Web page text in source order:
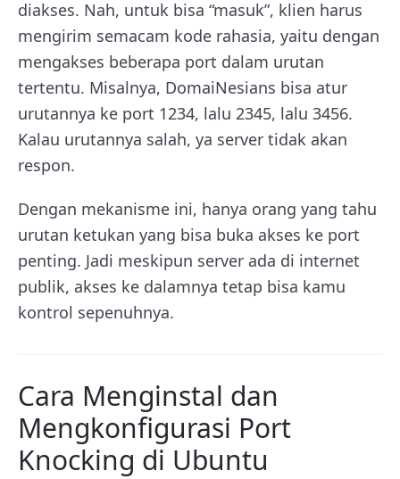
diakses. Nah, untuk bisa “masuk”, klien harus
mengirim semacam kode rahasia, yaitu dengan
mengakses beberapa port dalam urutan
tertentu. Misalnya, DomaiNesians bisa atur
urutannya ke port 1234, lalu 2345, lalu 3456.
Kalau urutannya salah, ya server tidak akan
respon.
Dengan mekanisme ini, hanya orang yang tahu
urutan ketukan yang bisa buka akses ke port
penting. Jadi meskipun server ada di internet
publik, akses ke dalamnya tetap bisa kamu
kontrol sepenuhnya.
Cara Menginstal dan
Mengkonfigurasi Port
Knocking di Ubuntu